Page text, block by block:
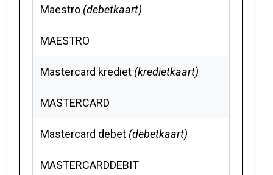
Maestro (debetkaart)
MAESTRO
Mastercard krediet (kredietkaart)
MASTERCARD
Mastercard debet (debetkaart)
MASTERCARDDEBIT